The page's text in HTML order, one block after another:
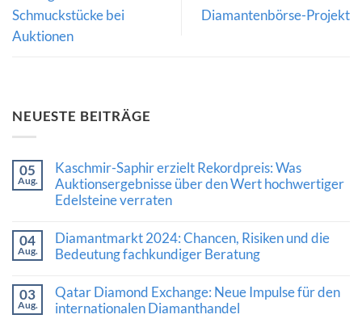
Schmuckstücke bei
Auktionen
Diamantenbörse-Projekt
NEUESTE BEITRÄGE
05
Aug.
Kaschmir-Saphir erzielt Rekordpreis: Was
Auktionsergebnisse über den Wert hochwertiger
Edelsteine verraten
zu
Kaschmir-
Saphir
Rekordpreis:
Was
Auktionsergebnisse
04
Aug.
Diamantmarkt 2024: Chancen, Risiken und die
Bedeutung fachkundiger Beratung
zu
Diamantmarkt
2024:
03
Aug.
Qatar Diamond Exchange: Neue Impulse für den
internationalen Diamanthandel